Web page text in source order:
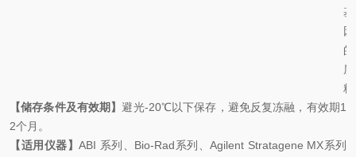
基
因
的
质
粒
【储存条件及有效期】避光-20℃以下保存，避免反复冻融，有效期1
2个月。
【适用仪器】 ABI 系列、 Bio-Rad系列、 Agilent Stratagene MX系列